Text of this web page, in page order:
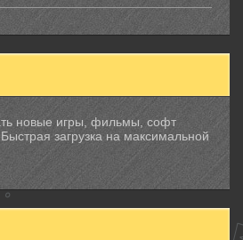
новые игры, фильмы, софт
. Быстрая загрузка на максимальной